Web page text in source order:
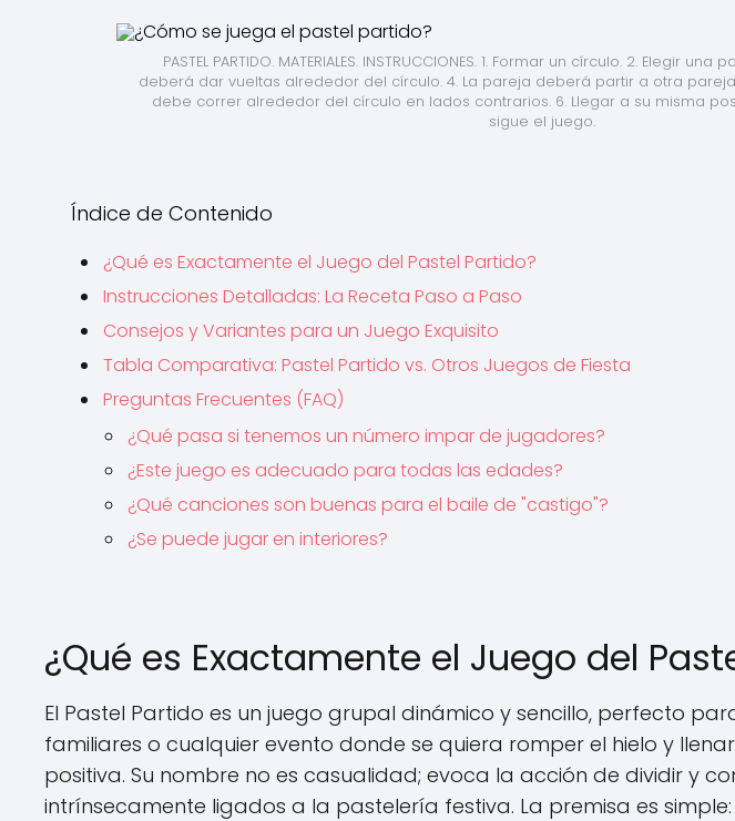
PASTEL PARTIDO. MATERIALES. INSTRUCCIONES. 1. Formar un círculo. 2. Elegir
deberá dar vueltas alrededor del círculo. 4. La pareja deberá partir a otra
debe correr alrededor del círculo en lados contrarios. 6. Llegar a su misma
sigue el juego.
Índice de Contenido
¿Qué es Exactamente el Juego del Pastel Partido?
Instrucciones Detalladas: La Receta Paso a Paso
Consejos y Variantes para un Juego Exquisito
Tabla Comparativa: Pastel Partido vs. Otros Juegos de Fiesta
Preguntas Frecuentes (FAQ)
¿Qué pasa si tenemos un número impar de jugadores?
¿Este juego es adecuado para todas las edades?
¿Qué canciones son buenas para el baile de "castigo"?
¿Se puede jugar en interiores?
¿Qué es Exactamente el Juego del
El Pastel Partido es un juego grupal dinámico y sencillo, perfecto
familiares o cualquier evento donde se quiera romper el hielo y
positiva. Su nombre no es casualidad; evoca la acción de dividir y
intrínsecamente ligados a la pastelería festiva. La premisa es simple: